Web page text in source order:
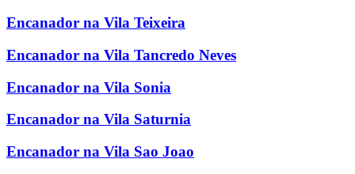
Encanador na Vila Teixeira
Encanador na Vila Tancredo Neves
Encanador na Vila Sonia
Encanador na Vila Saturnia
Encanador na Vila Sao Joao